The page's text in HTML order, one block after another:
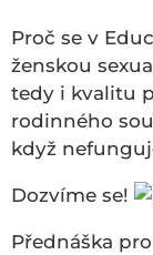
Proč se v
ženskou
tedy i kvalitu
rodinného
když
Dozvíme se!
Přednáška